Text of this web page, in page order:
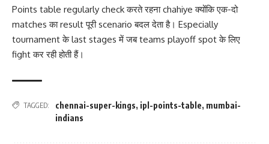
Points table regularly check करते रहना chahiye क्योंकि एक-दो
matches का result पूरी scenario बदल देता है। Especially
tournament के last stages में जब teams playoff spot के लिए
fight कर रही होती हैं।
TAGGED: chennai-super-kings, ipl-points-table, mumbai-
indians